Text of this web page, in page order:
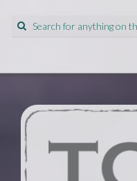
Search
for: